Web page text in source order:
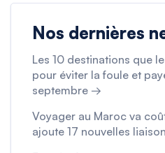
Nos dernières
Les 10 destinations que
pour éviter la foule et
septembre →
Voyager au Maroc va
ajoute 17 nouvelles